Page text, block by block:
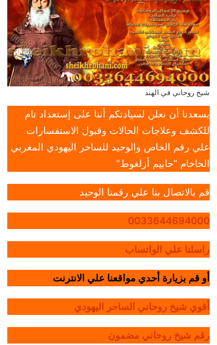
شيخ روحاني في الهند
يسعدنا أن نعلن لسيادتكم أننا على إستعداد تام
للكشف وعلاجات الحالات وقبول الاستفسارات
علي رقم الخاص والوحيد للساحر اليهودي المغربي
الحاخام “حاييم أزلغوط”
قم بالاتصال بنا علي رقمنا الوحيد
0033644694000
راسلنا علي الواتساب
أو قم بزيارة أحدي مواقعنا علي الانترنت
أقوي شيخ روحاني الساحر اليهودي
رقم شيخ روحاني مضمون